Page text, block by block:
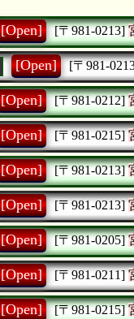
[Open] [〒981-0213]
[Open] [〒981-
[Open] [〒981-0212]
[Open] [〒981-0215]
[Open] [〒981-0213]
[Open] [〒981-0213]
[Open] [〒981-0205]
[Open] [〒981-0211]
[Open] [〒981-0215]